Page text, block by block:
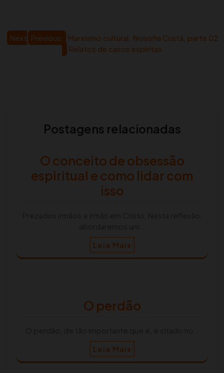
Navegação
Previous: Marxismo cultural, filosofia Cristã, parte 02
Next
:
Relatos de casos espíritas
Postagens relacionadas
O conceito de obsessão
espiritual e como lidar com
isso
Leia Mais
O perdão
Leia Mais